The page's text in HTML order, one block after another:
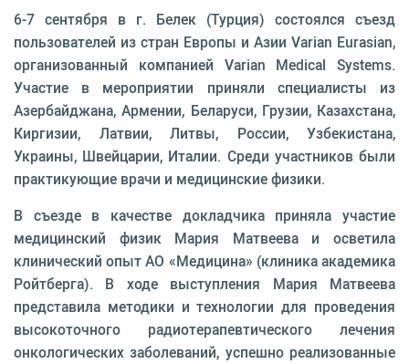
6-7 сентября в г. Белек (Турция) состоялся съезд
пользователей из стран Европы и Азии Varian Eurasian,
организованный компанией Varian Medical Systems.
Участие в мероприятии приняли специалисты из
Азербайджана, Армении, Беларуси, Грузии, Казахстана,
Киргизии, Латвии, Литвы, России, Узбекистана,
Украины, Швейцарии, Италии. Среди участников были
практикующие врачи и медицинские физики.
В съезде в качестве докладчика приняла участие
медицинский физик Мария Матвеева и осветила
клинический опыт АО «Медицина» (клиника академика
Ройтберга). В ходе выступления Мария Матвеева
представила методики и технологии для проведения
высокоточного радиотерапевтического лечения
онкологических заболеваний, успешно реализованные